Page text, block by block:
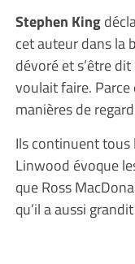
Stephen King
cet auteur dans la
dévoré et s’être
voulait faire.
manières de
Ils continuent tous
Linwood évoque
que Ross
qu’il a aussi